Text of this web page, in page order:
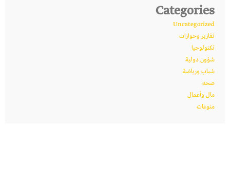
Categories
Uncategorized
تقارير وحوارات
تكنولوجيا
شؤون دولية
شباب ورياضة
صحه
مال وأعمال
منوعات